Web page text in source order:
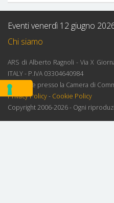
Eventi venerdì 12 giugno
Chi siamo
ARS di Alberto Ragnoli - Via X
ITALY - P.IVA 03304640984
Iscrizione presso la Camera di
Privacy Policy- Cookie Policy
Copyright 2006-2026 - Ogni